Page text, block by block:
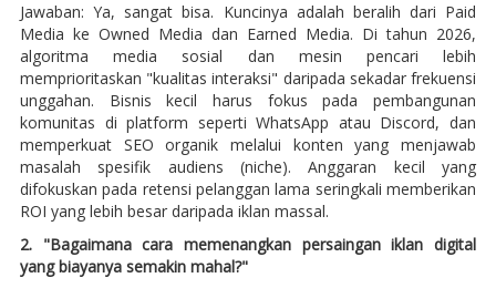
Jawaban: Ya, sangat bisa. Kuncinya adalah beralih dari Paid
Media ke Owned Media dan Earned Media. Di tahun 2026,
algoritma media sosial dan mesin pencari lebih
memprioritaskan "kualitas interaksi" daripada sekadar frekuensi
unggahan. Bisnis kecil harus fokus pada pembangunan
komunitas di platform seperti WhatsApp atau Discord, dan
memperkuat SEO organik melalui konten yang menjawab
masalah spesifik audiens (niche). Anggaran kecil yang
difokuskan pada retensi pelanggan lama seringkali memberikan
ROI yang lebih besar daripada iklan massal.
2. "Bagaimana cara memenangkan persaingan iklan digital
yang biayanya semakin mahal?"